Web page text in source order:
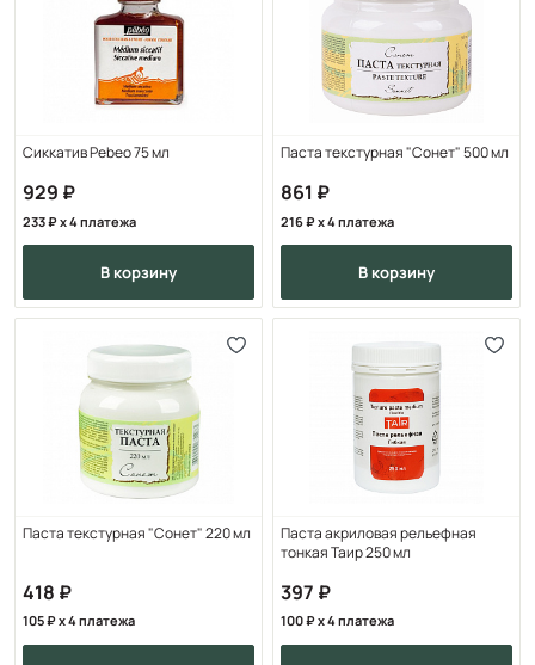
Сиккатив Pebeo 75 мл
929
233 x 4 платежа
в корзину
Паста текстурная "Сонет" 500 мл
861
216 x 4 платежа
в корзину
Паста текстурная "Сонет" 220 мл
418
105 x 4 платежа
Паста акриловая рельефная
тонкая Таир 250 мл
397
100 x 4 платежа